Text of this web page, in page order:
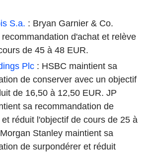
S.a. : Bryan Garnier & Co.
d'achat et relève
de 45 à 48 EUR.
Plc : HSBC maintient sa
de conserver avec un objectif
de 16,50 à 12,50 EUR. JP
sa recommandation de
réduit l'objectif de cours de 25 à
Stanley maintient sa
de surpondérer et réduit